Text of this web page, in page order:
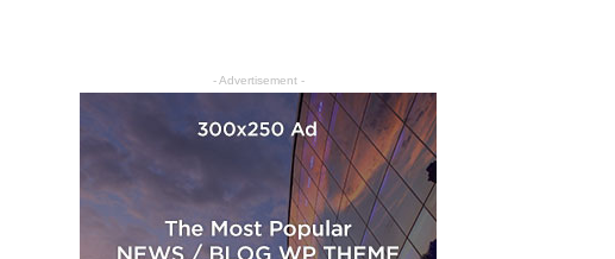
- Advertisement -